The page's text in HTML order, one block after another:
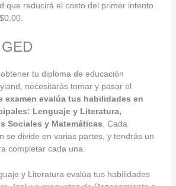
que reducirá el costo del primer intento
tu diploma de educación
necesitarás tomar y pasar el
examen evalúa tus habilidades en
Lenguaje y Literatura,
Sociales y Matemáticas . Cada
se divide en varias partes, y tendrás un
completar cada una.
y Literatura evalúa tus habilidades